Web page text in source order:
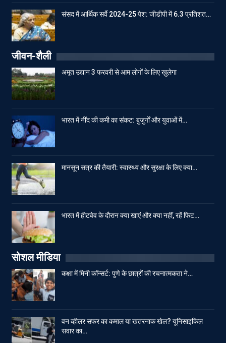
संसद में आर्थिक सर्वे 2024-25 पेश: जीडीपी में 6.3 प्रतिशत…
जीवन-शैली
अमृत उद्यान 3 फरवरी से आम लोगों के लिए खुलेगा
भारत में नींद की कमी का संकट: बुजुर्गों और युवाओं में…
मानसून सत्र की तैयारी: स्वास्थ्य और सुरक्षा के लिए क्या…
भारत में हीटवेव के दौरान क्या खाएं और क्या नहीं, रहें फिट…
सोशल मीडिया
कक्षा में मिनी कॉन्सर्ट: पुणे के छात्रों की रचनात्मकता ने…
वन व्हीलर सफर का कमाल या खतरनाक खेल? यूनिसाइकिल
सवार का…